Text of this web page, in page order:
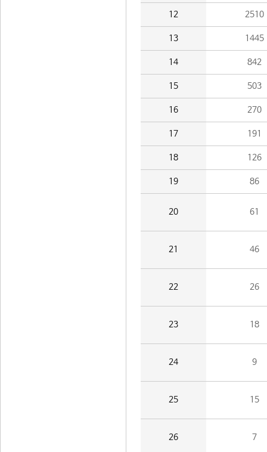
12 2510
13 1445
14 842
15 503
16 270
17 191
18 126
19 86
20 61
21 46
22 26
23 18
24 9
25 15
26 7